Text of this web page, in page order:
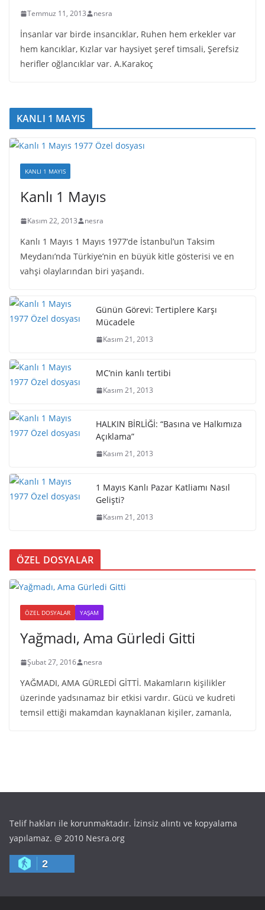
Temmuz 11, 2013 nesra
İnsanlar var birde insancıklar, Ruhen hem erkekler var
hem kancıklar, Kızlar var haysiyet şeref timsali, Şerefsiz
herifler oğlancıklar var. A.Karakoç
KANLI 1 MAYIS
KANLI 1 MAYIS
Kanlı 1 Mayıs
Kasım 22, 2013 nesra
Kanlı 1 Mayıs 1 Mayıs 1977’de İstanbul’un Taksim
Meydanı’nda Türkiye’nin en büyük kitle gösterisi ve en
vahşi olaylarından biri yaşandı.
Günün Görevi: Tertiplere Karşı
Mücadele
Kasım 21, 2013
MC’nin kanlı tertibi
Kasım 21, 2013
HALKIN BİRLİĞİ: “Basına ve Halkımıza
Açıklama”
Kasım 21, 2013
1 Mayıs Kanlı Pazar Katliamı Nasıl
Gelişti?
Kasım 21, 2013
ÖZEL DOSYALAR
ÖZEL DOSYALAR YAŞAM
Yağmadı, Ama Gürledi Gitti
Şubat 27, 2016 nesra
YAĞMADI, AMA GÜRLEDİ GİTTİ. Makamların kişilikler
üzerinde yadsınamaz bir etkisi vardır. Gücü ve kudreti
temsil ettiği makamdan kaynaklanan kişiler, zamanla,
Telif hakları ile korunmaktadır. İzinsiz alıntı ve kopyalama
yapılamaz. @ 2010 Nesra.org
2